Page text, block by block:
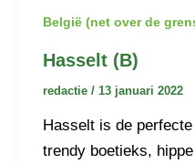
België (net over de
Hasselt (B)
redactie / 13 januari 2022
Hasselt is de
trendy boetieks,